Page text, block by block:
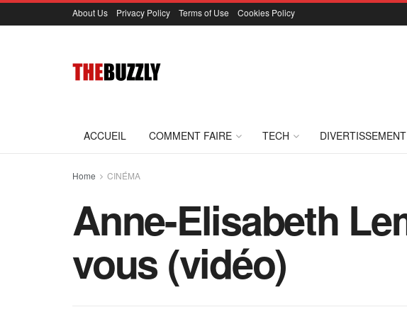
About Us Privacy Policy Terms of Use Cookies Policy
ACCUEIL COMMENT FAIRE TECH DIVERTISSEMENT
Home CINÉMA
Anne-Elisabeth
vous (vidéo)